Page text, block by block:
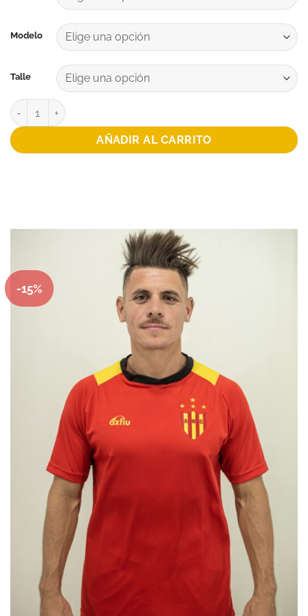
-15%
Modelo
Talle
REMERA ENTRENAMIENTO NEUQUEN cantidad
AÑADIR AL CARRITO